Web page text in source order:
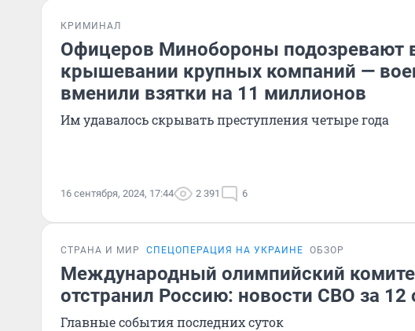
КРИМИНАЛ
Офицеров Минобороны подозревают
крышевании крупных компаний —
вменили взятки на 11 миллионов
Им удавалось скрывать преступления четыре года
16 сентября, 2024, 17:44 2 391 6
СТРАНА И МИР СПЕЦОПЕРАЦИЯ НА УКРАИНЕ ОБЗОР
Международный олимпийский
отстранил Россию: новости СВО за 12
Главные события последних суток